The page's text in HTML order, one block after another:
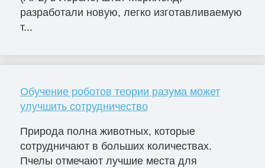
разработали новую, легко изготавливаемую
т...
Обучение роботов теории разума может
улучшить сотрудничество
Природа полна животных, которые
сотрудничают в больших количествах.
Пчелы отмечают лучшие места для